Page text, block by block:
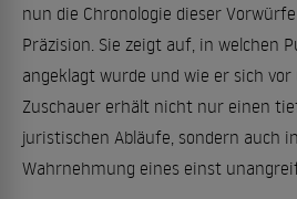
nun die Chronologie dieser
Präzision. Sie zeigt auf, in welchen
angeklagt wurde und wie er sich
Zuschauer erhält nicht nur einen
juristischen Abläufe, sondern auch
Wahrnehmung eines einst